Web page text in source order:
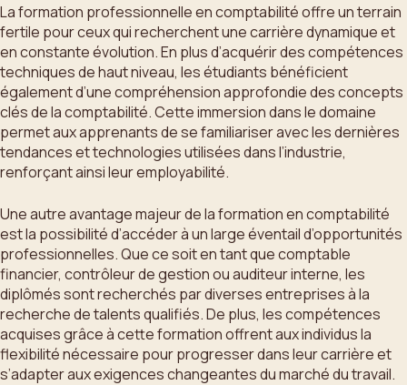
La formation professionnelle en comptabilité offre un terrain
fertile pour ceux qui recherchent une carrière dynamique et
en constante évolution. En plus d’acquérir des compétences
techniques de haut niveau, les étudiants bénéficient
également d’une compréhension approfondie des concepts
clés de la comptabilité. Cette immersion dans le domaine
permet aux apprenants de se familiariser avec les dernières
tendances et technologies utilisées dans l’industrie,
renforçant ainsi leur employabilité.
Une autre avantage majeur de la formation en comptabilité
est la possibilité d’accéder à un large éventail d’opportunités
professionnelles. Que ce soit en tant que comptable
financier, contrôleur de gestion ou auditeur interne, les
diplômés sont recherchés par diverses entreprises à la
recherche de talents qualifiés. De plus, les compétences
acquises grâce à cette formation offrent aux individus la
flexibilité nécessaire pour progresser dans leur carrière et
s’adapter aux exigences changeantes du marché du travail.